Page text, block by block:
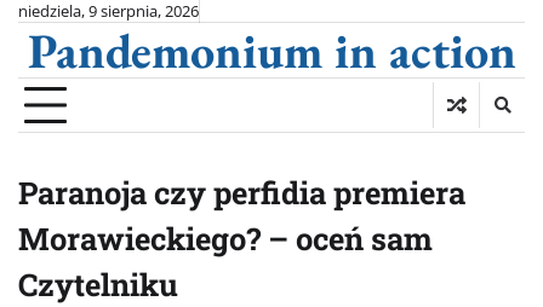
Skip
content
niedziela, 9 sierpnia, 2026
Pandemonium in action
Paranoja czy perfidia premiera
Morawieckiego? – oceń sam
Czytelniku